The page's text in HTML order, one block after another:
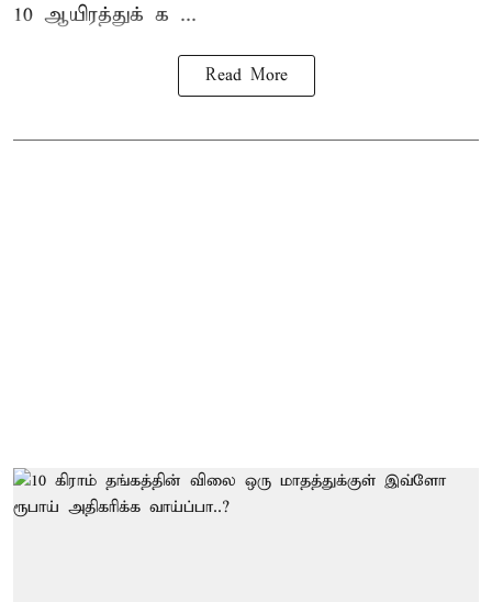
10 ஆயிரத்துக் க ...
Read More